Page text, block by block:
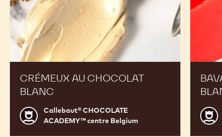
CRÉMEUX AU CHOCOLAT
BLANC
Callebaut®
CHOCOLATE
Callebaut® CHOCOLATE
ACADEMY™ centre Belgium